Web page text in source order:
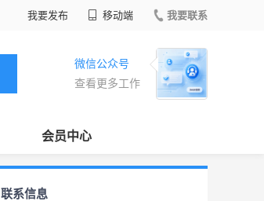
我要发布 移动端 我要联系
微信公众号
查看更多工作
会员中心
联系信息